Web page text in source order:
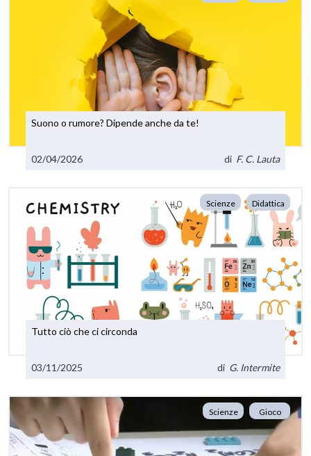
Suono o rumore? Dipende anche da te!
02/04/2026 di F. C. Lauta
Scienze Didattica
Tutto ciò che ci circonda
03/11/2025 di G. Intermite
Scienze Gioco